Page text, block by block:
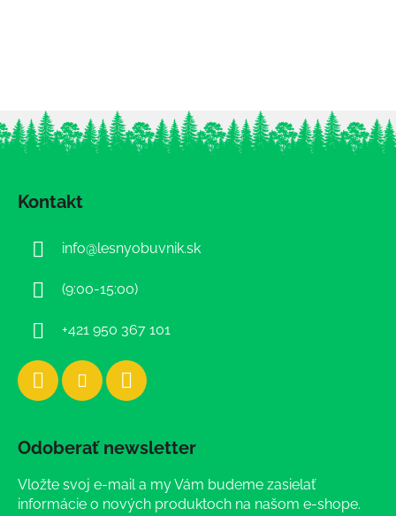
Kontakt
info@lesnyobuvnik.sk
(9:00-15:00)
+421 950 367 101
Odoberať newsletter
Vložte svoj e-mail a my Vám budeme zasielať
informácie o nových produktoch na našom e-shope.